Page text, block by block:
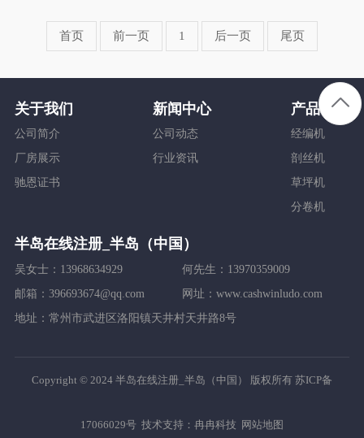
首页 前一页 1 后一页 尾页
关于我们
公司简介
厂房展示
驰恩证书
新闻中心
公司动态
行业资讯
产品中心
经编机
剖丝机
草坪机
分卷机
半岛在线注册_半岛（中国）
吴女士：13968634929
何先生：13970359009
邮箱：396693674@qq.com
网址：www.cashwinludo.com
地址：常州市武进区洛阳镇天井村天井路8号
Copyright © 2024 半岛在线注册_半岛（中国） 版权所有 苏ICP备
17066029号 技术支持： 冉冉科技 网站地图